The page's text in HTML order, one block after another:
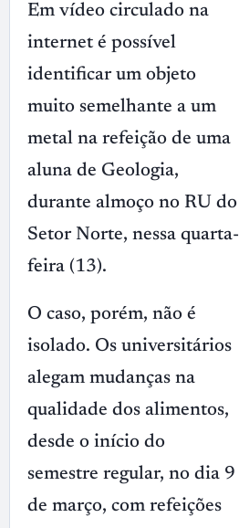
Em vídeo circulado na
internet é possível
identificar um objeto
muito semelhante a um
metal na refeição de uma
aluna de Geologia,
durante almoço no RU do
Setor Norte, nessa quarta-
feira (13).
O caso, porém, não é
isolado. Os universitários
alegam mudanças na
qualidade dos alimentos,
desde o início do
semestre regular, no dia 9
de março, com refeições